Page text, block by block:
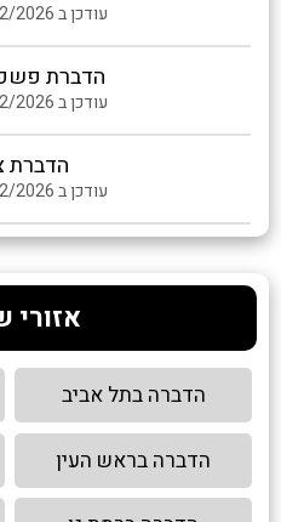
עודכן ב 16/02/2026, 17:03
הדברת
עודכן ב 16/02/2026, 14:45
הדברת
עודכן ב 16/02/2026, 14:06
אזורי
הדברה בתל אביב
הדברה בראש העין